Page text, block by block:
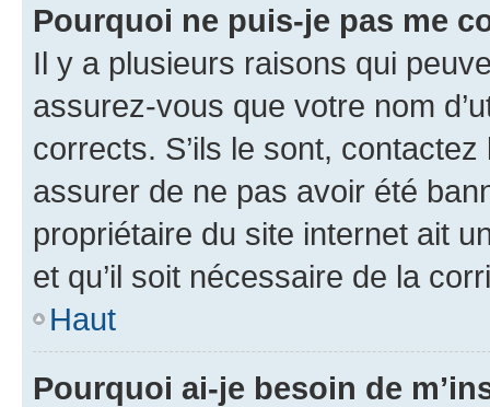
Pourquoi ne puis-je pas me
Il y a plusieurs raisons qui
assurez-vous que votre nom
corrects. S’ils le sont,
assurer de ne pas avoir été
propriétaire du site internet ait
et qu’il soit nécessaire de la
Haut
Pourquoi ai-je besoin de